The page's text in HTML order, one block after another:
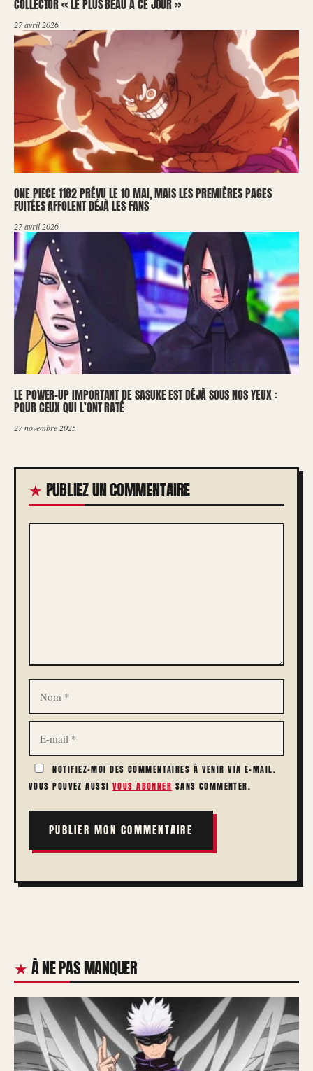
COLLECTOR « LE PLUS BEAU À CE JOUR »
27 avril 2026
ONE PIECE 1182 PRÉVU LE 10 MAI, MAIS LES PREMIÈRES PAGES
FUITÉES AFFOLENT DÉJÀ LES FANS
27 avril 2026
LE POWER-UP IMPORTANT DE SASUKE EST DÉJÀ SOUS NOS YEUX :
POUR CEUX QUI L’ONT RATÉ
27 novembre 2025
PUBLIEZ UN COMMENTAIRE
COMMENTAIRE
NOM
E-
MAIL
NOTIFIEZ-MOI DES COMMENTAIRES À VENIR VIA E-MAIL.
VOUS POUVEZ AUSSI VOUS ABONNER SANS COMMENTER.
À NE PAS MANQUER